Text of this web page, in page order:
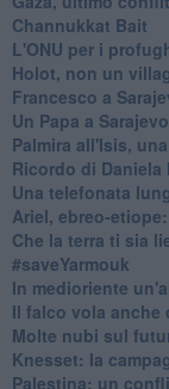
Channukkat Bait
L'ONU per i
Holot, non un
Francesco a
Un Papa a Sarajevo
Palmira all'Isis,
Ricordo di Daniela
​Una telefonata
​Ariel, ebreo-
Che la terra ti sia
​#saveYarmouk
​In medioriente
​Il falco vola anche
Molte nubi sul
Knesset: la
Palestina: un